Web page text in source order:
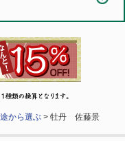
から選ぶ > 牡丹 佐藤景